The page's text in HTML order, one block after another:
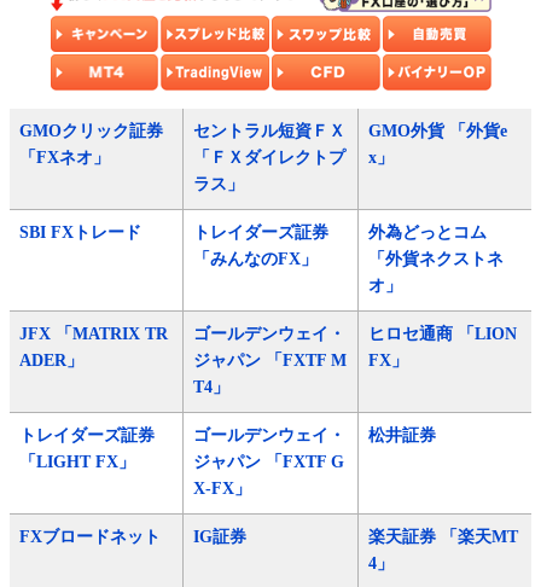
GMOクリック証券
「FXネオ」
セントラル短資ＦＸ
「ＦＸダイレクトプ
ラス」
GMO外貨 「外貨e
x」
SBI FXトレード
トレイダーズ証券
「みんなのFX」
外為どっとコム
「外貨ネクストネ
オ」
JFX 「MATRIX TR
ADER」
ゴールデンウェイ・
ジャパン 「FXTF M
T4」
ヒロセ通商 「LION
FX」
トレイダーズ証券
「LIGHT FX」
ゴールデンウェイ・
ジャパン 「FXTF G
X-FX」
松井証券
FXブロードネット IG証券
楽天証券 「楽天MT
4」